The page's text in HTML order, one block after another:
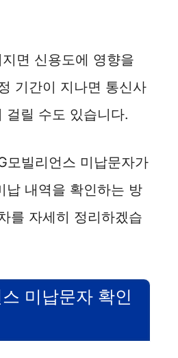
면 신용도에 영향을
기간이 지나면 통신사
걸릴 수도 있습니다.
모빌리언스 미납문자가
납 내역을 확인하는 방
를 자세히 정리하겠습
미납문자 확인